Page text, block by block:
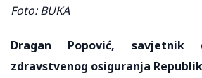
Foto: BUKA
Dragan Popović, savjetnik
zdravstvenog osiguranja